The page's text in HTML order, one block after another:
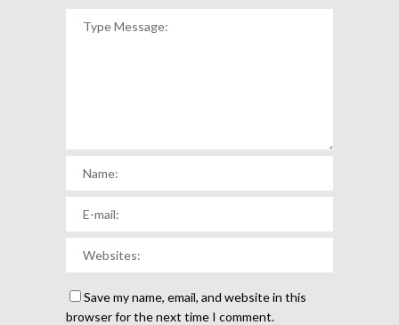
Save my name, email, and website in this
browser for the next time I comment.